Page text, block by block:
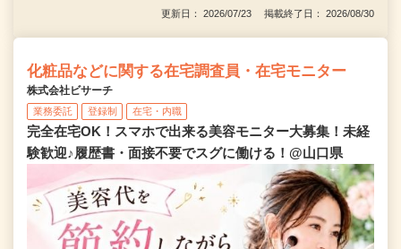
更新日： 2026/07/23 掲載終了日： 2026/08/30
化粧品などに関する在宅調査員・在宅モニター
株式会社ビサーチ
業務委託 登録制 在宅・内職
完全在宅OK！スマホで出来る美容モニター大募集！未経
験歓迎♪履歴書・面接不要でスグに働ける！@山口県